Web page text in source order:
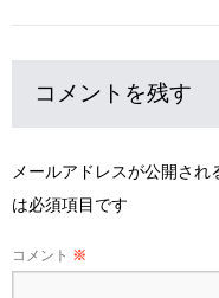
コメントを残す
メールアドレスが公開され
は必須項目です
コメント ※